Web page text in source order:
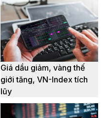
Giá dầu giảm, vàng thế
giới tăng, VN-Index tích
lũy